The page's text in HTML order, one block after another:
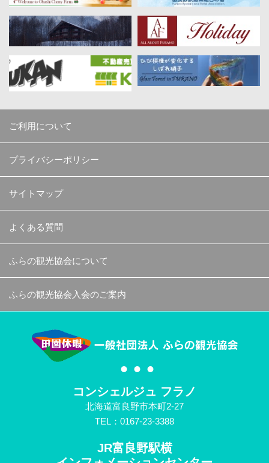
ご利用について
プライバシーポリシー
サイトマップ
よくある質問
ふらの観光協会について
ふらの観光協会入会のご案内
コンシェルジュ フラノ
北海道富良野市本町2-27
TEL：0167-23-3388
JR富良野駅横